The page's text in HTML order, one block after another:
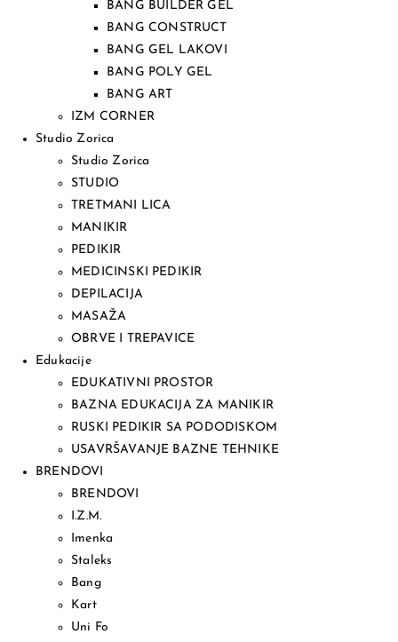
BANG BUILDER GEL
BANG CONSTRUCT
BANG GEL LAKOVI
BANG POLY GEL
BANG ART
IZM CORNER
Studio Zorica
Studio Zorica
STUDIO
TRETMANI LICA
MANIKIR
PEDIKIR
MEDICINSKI PEDIKIR
DEPILACIJA
MASAŽA
OBRVE I TREPAVICE
Edukacije
EDUKATIVNI PROSTOR
BAZNA EDUKACIJA ZA MANIKIR
RUSKI PEDIKIR SA PODODISKOM
USAVRŠAVANJE BAZNE TEHNIKE
BRENDOVI
BRENDOVI
I.Z.M.
Imenka
Staleks
Bang
Kart
Uni Fo